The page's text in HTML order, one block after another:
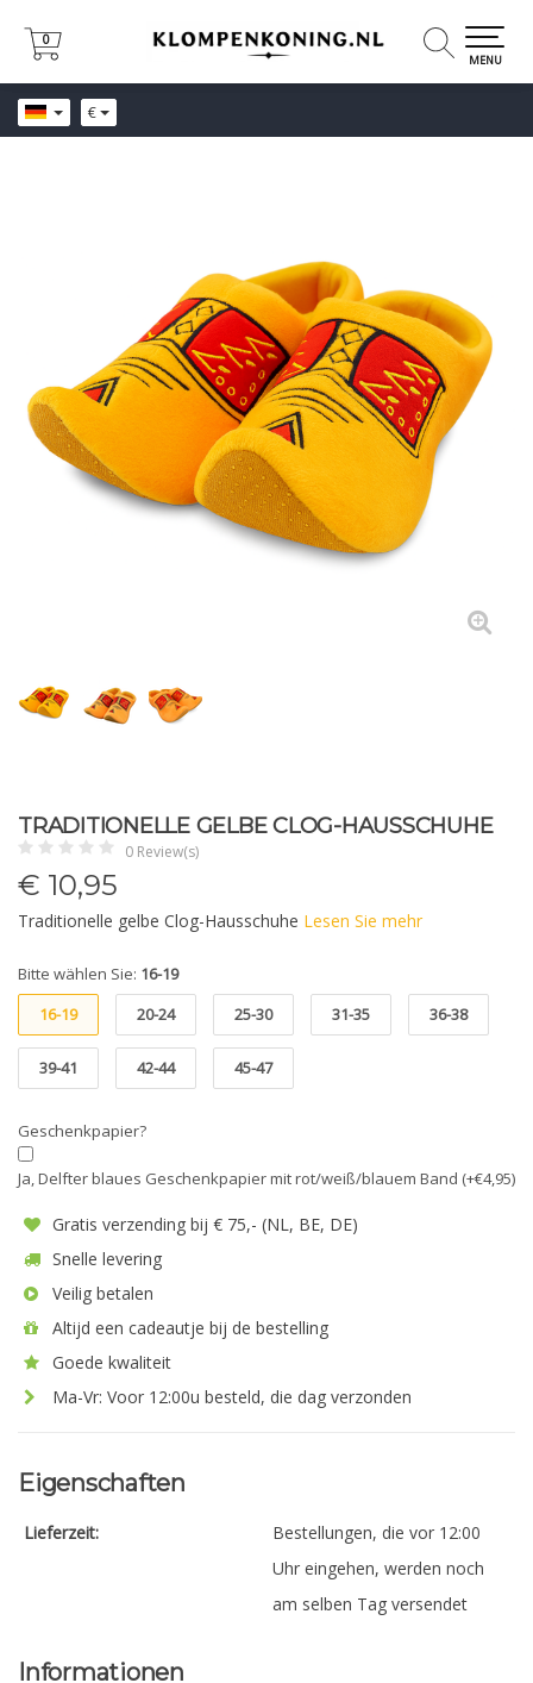
€
0
0
MENU
TRADITIONELLE GELBE CLOG-HAUSSCHUHE
0 Review(s)
€ 10,95
Traditionelle gelbe Clog-Hausschuhe Lesen Sie mehr
Bitte wählen Sie: 16-19
16-19
20-24 25-30 31-35 36-38
39-41 42-44 45-47
Geschenkpapier?
Ja, Delfter blaues Geschenkpapier mit rot/weiß/blauem Band (+€4,95)
Gratis verzending bij € 75,- (NL, BE, DE)
Snelle levering
Veilig betalen
Altijd een cadeautje bij de bestelling
Goede kwaliteit
Ma-Vr: Voor 12:00u besteld, die dag verzonden
Eigenschaften
Lieferzeit:
Bestellungen, die vor 12:00
Uhr eingehen, werden noch
am selben Tag versendet
Informationen